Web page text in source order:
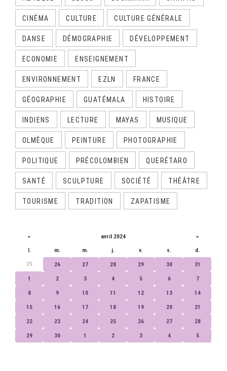
CINÉMA CULTURE CULTURE GÉNÉRALE
DANSE DÉMOGRAPHIE DÉVELOPPEMENT
ECONOMIE ENSEIGNEMENT
ENVIRONNEMENT EZLN FRANCE
GÉOGRAPHIE GUATÉMALA HISTOIRE
INDIENS LECTURE MAYAS MUSIQUE
OLMÈQUE PEINTURE PHOTOGRAPHIE
POLITIQUE PRÉCOLOMBIEN QUERÉTARO
SANTÉ SCULPTURE SOCIÉTÉ THÉÂTRE
TOURISME TRADITION ZAPATISME
« avril 2024 »
l. m. m. j. v. s. d.
25 26 27 28 29 30 31
1 2 3 4 5 6 7
8 9 10 11 12 13 14
15 16 17 18 19 20 21
22 23 24 25 26 27 28
29 30 1 2 3 4 5